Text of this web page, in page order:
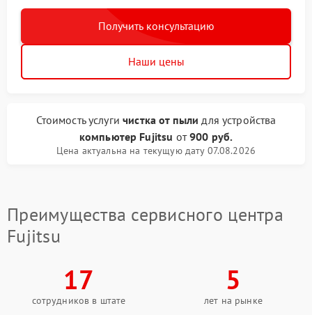
Получить консультацию
Наши цены
Стоимость услугичистка от пыли для устройства
компьютер Fujitsu от900 руб.
Цена актуальна на текущую дату 07.08.2026
Преимущества сервисного центра
Fujitsu
17
сотрудников в штате
5
лет на рынке